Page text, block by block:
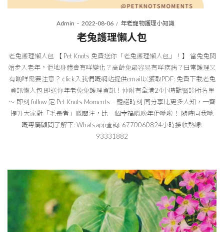
ByAdmin
Posted
on
2022-08-06
Posted
in
年老寵物護理小知識
老兔護理懶人包
老兔護理懶人包 【 Pet Knots 免費送你「老兔護理懶人包」！】 當兔兔開
始步入老年，佢地身體會有咩變化？高齡兔最容易有咩疾病？日常護理又
有啲咩需要注意？ click入我們嘅網站提供email以獲取PDF: 免費下載老兔
資訊懶人包 即送你年老兔兔護理資訊！仲附有全港24小時獸醫診所名單
～ 即刻 follow 定 Pet Knots Moments – 寵諾時刻 同分享比更多人知，一齊
提升大家對「毛長者」嘅關注，比一個幸福嘅晚年佢哋啦！ 隨時同我哋
嘅專屬顧問了解下: Whatsapp查詢: 6770060824小時接收熱線:
93331882